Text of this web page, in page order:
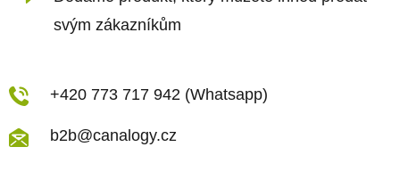
svým zákazníkům
+420 773 717 942 (Whatsapp)
b2b@canalogy.cz